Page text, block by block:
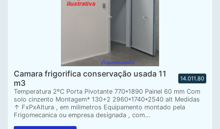
Camara frigorifica conservação usada 11
m3
14.011.80
Temperatura 2ºC Porta Pivotante 770*1890 Painel 60 mm Com
solo cinzento Montagem* 130+2 2960*1740*2540 alt Medidas
↑ FxPxAltura , em milimetros Equipamento montado pela
Frigomecanica ou empresa designada , com…